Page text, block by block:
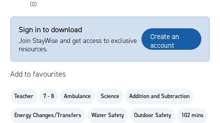
(0)
Sign in to download
Join StayWise and get access to exclusive
resources.
Create an
account
Add to favourites
Teacher 7 - 8 Ambulance Science Addition and Subtraction
Energy Changes/Transfers Water Safety Outdoor Safety 102 mins